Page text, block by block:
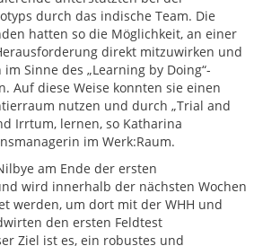
durch das indische Team. Die
hatten so die Möglichkeit, an einer
direkt mitzuwirken und
Sinne des „Learning by Doing“-
Auf diese Weise konnten sie einen
nutzen und durch „Trial and
Irrtum, lernen, so Katharina
im Werk:Raum.
am Ende der ersten
wird innerhalb der nächsten Wochen
werden, um dort mit der WHH und
den ersten Feldtest
Ziel ist es, ein robustes und